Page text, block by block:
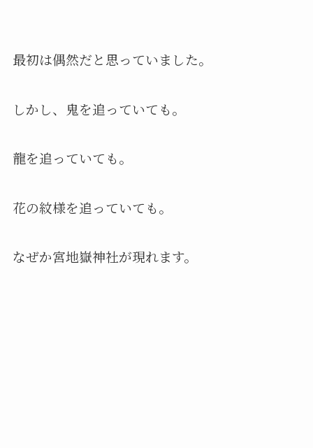
最初は偶然だと思っていました。
しかし、鬼を追っていても。
龍を追っていても。
花の紋様を追っていても。
なぜか宮地嶽神社が現れます。